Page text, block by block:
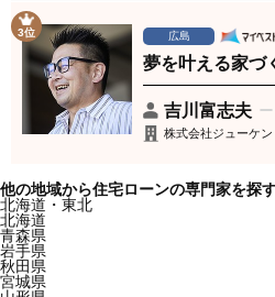
3位 広島
夢を叶える家づ
吉川富志夫
株式会社ジューケン
他の地域から住宅ローンの専門家を探
北海道・東北
北海道
青森県
岩手県
秋田県
宮城県